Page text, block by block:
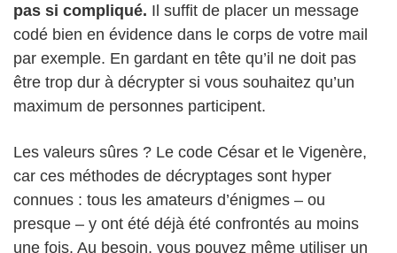
pas si compliqué. Il suffit de placer un message
codé bien en évidence dans le corps de votre mail
par exemple. En gardant en tête qu’il ne doit pas
être trop dur à décrypter si vous souhaitez qu’un
maximum de personnes participent.
Les valeurs sûres ? Le code César et le Vigenère,
car ces méthodes de décryptages sont hyper
connues : tous les amateurs d’énigmes – ou
presque – y ont été déjà été confrontés au moins
une fois. Au besoin, vous pouvez même utiliser un